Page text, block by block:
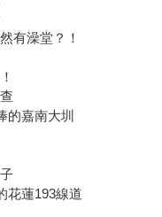
有澡堂？！
的嘉南大圳
花蓮193線道